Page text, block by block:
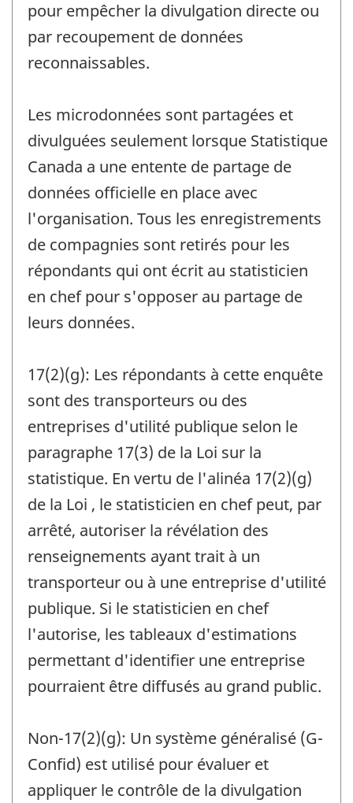
pour empêcher la divulgation directe ou
par recoupement de données
reconnaissables.
Les microdonnées sont partagées et
divulguées seulement lorsque Statistique
Canada a une entente de partage de
données officielle en place avec
l'organisation. Tous les enregistrements
de compagnies sont retirés pour les
répondants qui ont écrit au statisticien
en chef pour s'opposer au partage de
leurs données.
17(2)(g): Les répondants à cette enquête
sont des transporteurs ou des
entreprises d'utilité publique selon le
paragraphe 17(3) de la Loi sur la
statistique. En vertu de l'alinéa 17(2)(g)
de la Loi , le statisticien en chef peut, par
arrêté, autoriser la révélation des
renseignements ayant trait à un
transporteur ou à une entreprise d'utilité
publique. Si le statisticien en chef
l'autorise, les tableaux d'estimations
permettant d'identifier une entreprise
pourraient être diffusés au grand public.
Non-17(2)(g): Un système généralisé (G-
Confid) est utilisé pour évaluer et
appliquer le contrôle de la divulgation